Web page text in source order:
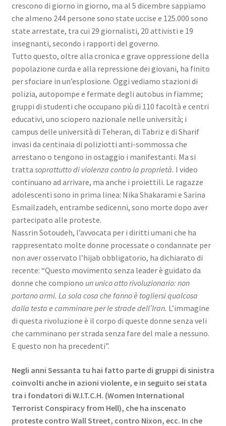
crescono di giorno in giorno, ma al 5 dicembre sappiamo
che almeno 244 persone sono state uccise e 125.000 sono
state arrestate, tra cui 29 giornalisti, 20 attivisti e 19
insegnanti, secondo i rapporti del governo.
Tutto questo, oltre alla cronica e grave oppressione della
popolazione curda e alla repressione dei giovani, ha finito
per sfociare in un’esplosione. Oggi vediamo stazioni di
polizia, autopompe e fermate degli autobus in fiamme;
gruppi di studenti che occupano più di 110 facoltà e centri
educativi, uno sciopero nazionale nelle università; i
campus delle università di Teheran, di Tabriz e di Sharif
invasi da centinaia di poliziotti anti-sommossa che
arrestano o tengono in ostaggio i manifestanti. Ma si
tratta soprattutto di violenza contro la proprietà. I video
continuano ad arrivare, ma anche i proiettili. Le ragazze
adolescenti sono in prima linea: Nika Shakarami e Sarina
Esmailzadeh, entrambe sedicenni, sono morte dopo aver
partecipato alle proteste.
Nassrin Sotoudeh, l’avvocata per i diritti umani che ha
rappresentato molte donne processate o condannate per
non aver osservato l’hijab obbligatorio, ha dichiarato di
recente: “Questo movimento senza leader è guidato da
donne che compiono un unico atto rivoluzionario: non
portano armi. La sola cosa che fanno è togliersi qualcosa
dalla testa e camminare per le strade dell’Iran. L’immagine
di questa rivoluzione è il corpo di queste donne senza veli
che camminano per strada senza fare del male a nessuno.
E questo non ha precedenti”.
Negli anni Sessanta tu hai fatto parte di gruppi di sinistra
coinvolti anche in azioni violente, e in seguito sei stata
tra i fondatori di W.I.T.C.H. (Women International
Terrorist Conspiracy from Hell), che ha inscenato
proteste contro Wall Street, contro Nixon, ecc. In che